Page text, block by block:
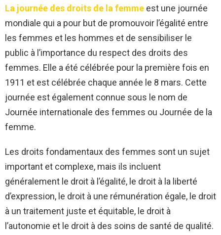
La journée des droits de la femme est une journée
mondiale qui a pour but de promouvoir l’égalité entre
les femmes et les hommes et de sensibiliser le
public à l’importance du respect des droits des
femmes. Elle a été célébrée pour la première fois en
1911 et est célébrée chaque année le 8 mars. Cette
journée est également connue sous le nom de
Journée internationale des femmes ou Journée de la
femme.
Les droits fondamentaux des femmes sont un sujet
important et complexe, mais ils incluent
généralement le droit à l’égalité, le droit à la liberté
d’expression, le droit à une rémunération égale, le droit
à un traitement juste et équitable, le droit à
l’autonomie et le droit à des soins de santé de qualité.